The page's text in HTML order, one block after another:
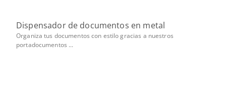
Dispensador de documentos en metal
Organiza tus documentos con estilo gracias a nuestros
portadocumentos ...